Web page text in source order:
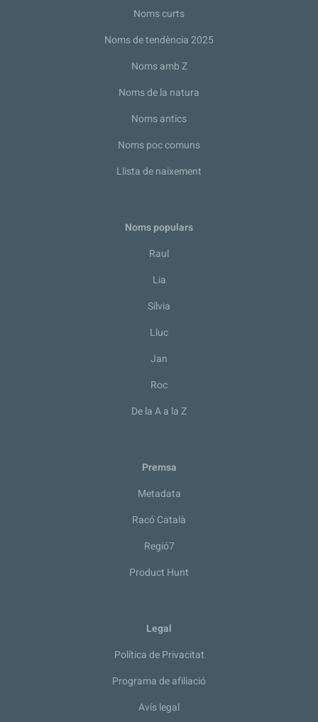
Noms curts
Noms de tendència 2025
Noms amb Z
Noms de la natura
Noms antics
Noms poc comuns
Llista de naixement
Noms populars
Raul
Lia
Sílvia
Lluc
Jan
Roc
De la A a la Z
Premsa
Metadata
Racó Català
Regió7
Product Hunt
Legal
Política de Privacitat
Programa de afiliació
Avís legal